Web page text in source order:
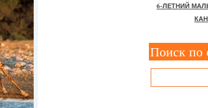
6-ЛЕТНИЙ
Поиск по